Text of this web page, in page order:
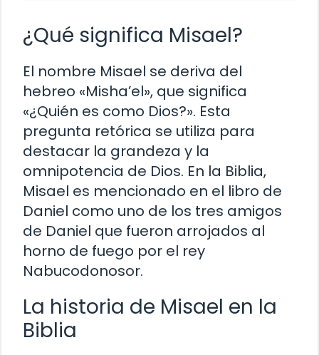
¿Qué significa Misael?
El nombre Misael se deriva del
hebreo «Misha’el», que significa
«¿Quién es como Dios?». Esta
pregunta retórica se utiliza para
destacar la grandeza y la
omnipotencia de Dios. En la Biblia,
Misael es mencionado en el libro de
Daniel como uno de los tres amigos
de Daniel que fueron arrojados al
horno de fuego por el rey
Nabucodonosor.
La historia de Misael en la
Biblia